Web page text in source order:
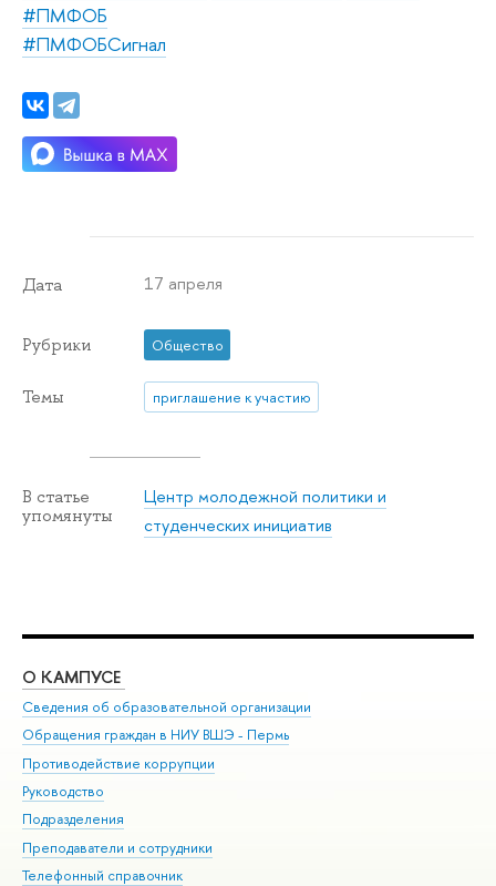
#ПМФОБ
#ПМФОБСигнал
Дата 17 апреля
Рубрики Общество
Темы приглашение к участию
В статье
упомянуты
Центр молодежной политики и
студенческих инициатив
О КАМПУСЕ
Сведения об образовательной организации
Обращения граждан в НИУ ВШЭ - Пермь
Противодействие коррупции
Руководство
Подразделения
Преподаватели и сотрудники
Телефонный справочник